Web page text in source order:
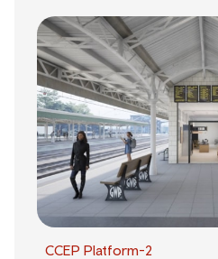
CCEP Platform-2